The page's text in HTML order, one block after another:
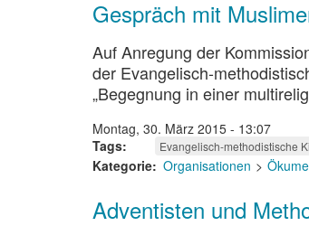
Gespräch mit
Auf Anregung der
der Evangelisch-
„Begegnung in einer
Montag, 30. März 2015 - 13:07
Tags
Evangelisch-methodistische
Kategorie Organisationen
Adventisten und